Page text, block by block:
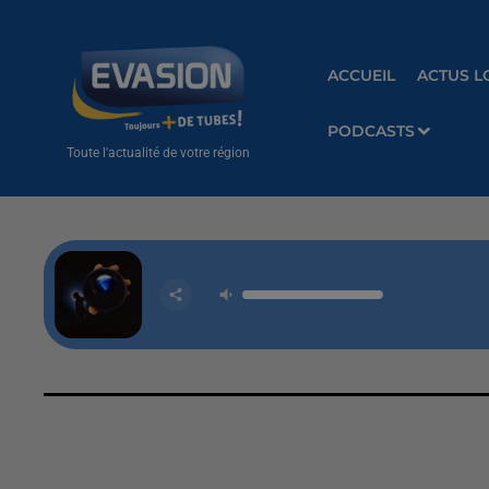
Toute l'actualité de votre région
ACCUEIL ACTUS
PODCASTS